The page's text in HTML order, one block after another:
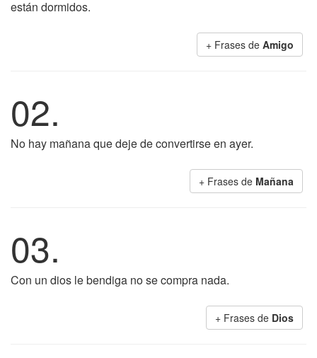
están dormidos.
+ Frases de Amigo
02.
No hay mañana que deje de convertirse en ayer.
+ Frases de Mañana
03.
Con un dios le bendiga no se compra nada.
+ Frases de Dios